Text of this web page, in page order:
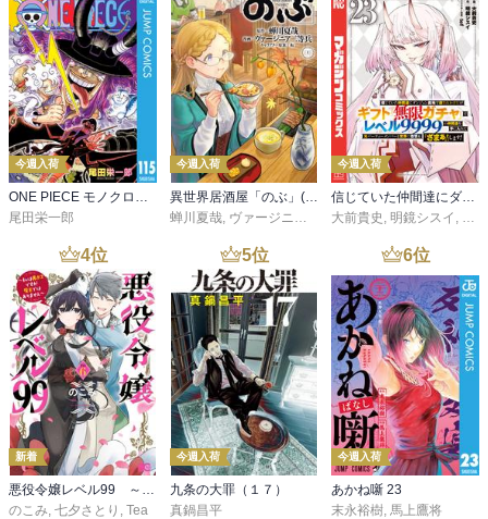
今週入荷
尾田栄一郎
今週入荷
蝉川夏哉 ヴァージニア二等兵 ,転
今週入荷
大前貴史 明鏡シスイ
4位
新着
悪役令嬢レベル99 ～私は裏ボスですが魔王ではありません～ その６
のこみ, 七夕さとり , Tea
5位
今週入荷
九条の大罪（１７）
真鍋昌平
6位
今週入荷
あかね噺 23
末永裕樹, 馬上鷹将